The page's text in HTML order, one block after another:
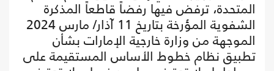
المتحدة، ترفض فيها رفضاً قاطعاً المذكرة
الشفوية المؤرخة بتاريخ 11 آذار/ مارس 2024
الموجهة من وزارة خارجية الإمارات بشأن
تطبيق نظام خطوط الأساس المستقيمة على